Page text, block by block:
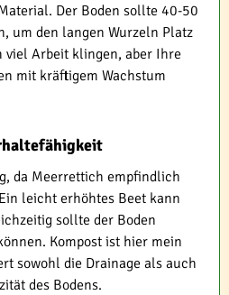
Der Boden sollte 40-50
um den langen Wurzeln Platz
viel Arbeit klingen, aber Ihre
mit kräftigem Wachstum
da Meerrettich empfindlich
leicht erhöhtes Beet kann
sollte der Boden
Kompost ist hier mein
sowohl die Drainage als auch
des Bodens.